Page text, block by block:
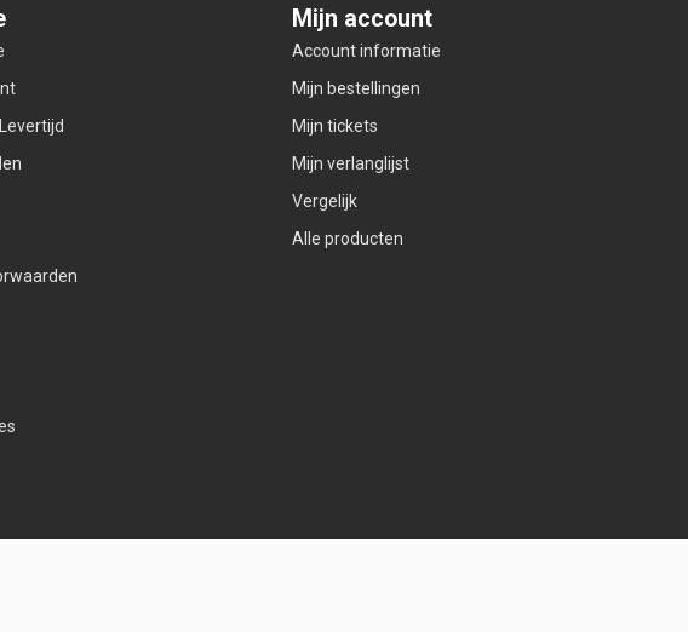
Mijn account
Account informatie
Mijn bestellingen
Mijn tickets
Mijn verlanglijst
Vergelijk
Alle producten